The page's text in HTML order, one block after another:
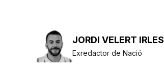
JORDI VELERT IRLES
Exredactor de Nació